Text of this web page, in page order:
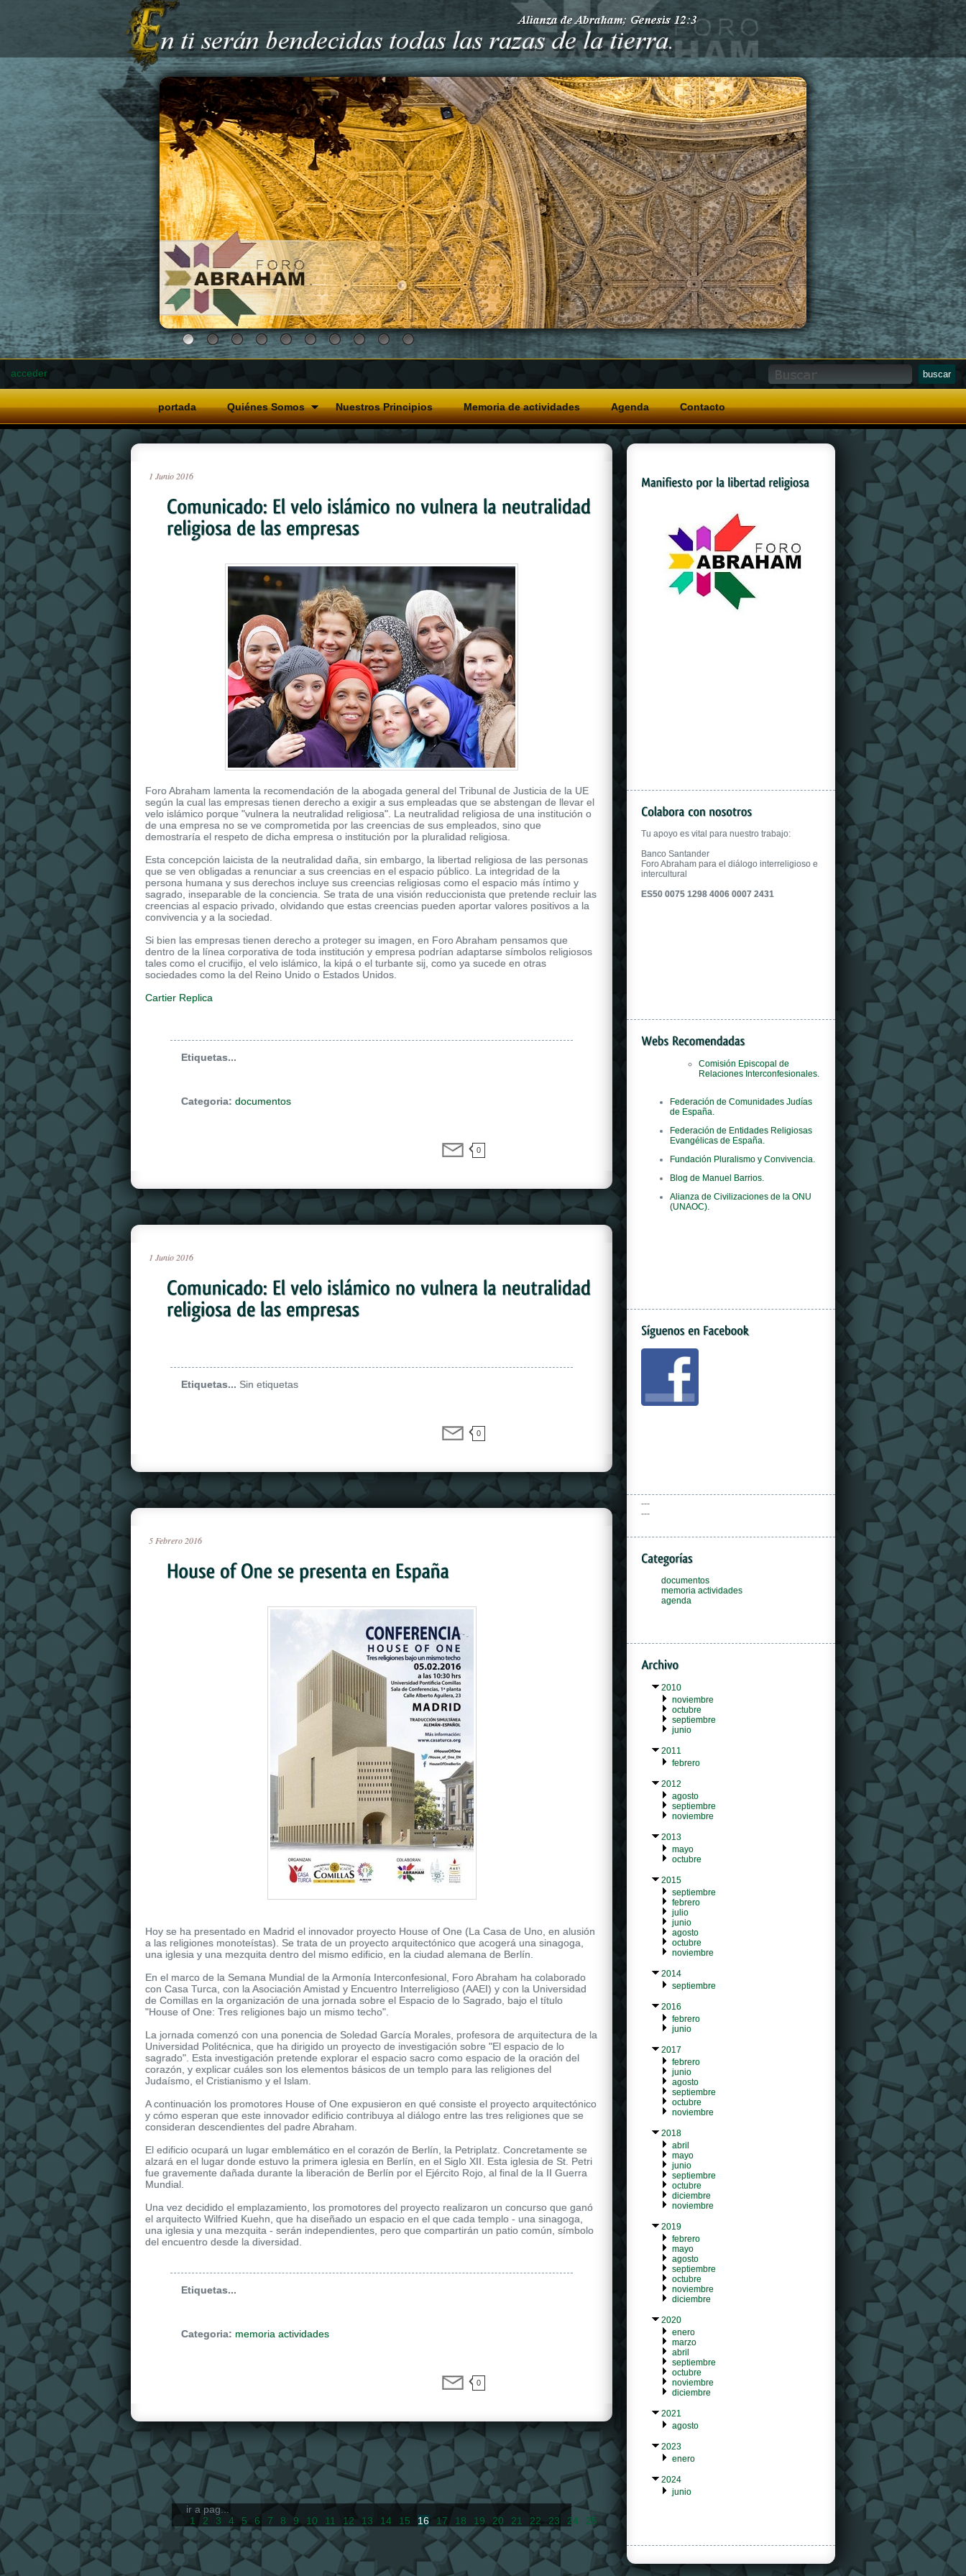
acceder
portada Quiénes Somos Nuestros Principios Memoria de actividades Agenda Contacto
1 Junio 2016
Foro Abraham lamenta la recomendación de la abogada general del Tribunal de Justicia de la UE
según la cual las empresas tienen derecho a exigir a sus empleadas que se abstengan de llevar el
velo islámico porque "vulnera la neutralidad religiosa". La neutralidad religiosa de una institución o
de una empresa no se ve comprometida por las creencias de sus empleados, sino que
demostraría el respeto de dicha empresa o institución por la pluralidad religiosa.
Esta concepción laicista de la neutralidad daña, sin embargo, la libertad religiosa de las personas
que se ven obligadas a renunciar a sus creencias en el espacio público. La integridad de la
persona humana y sus derechos incluye sus creencias religiosas como el espacio más íntimo y
sagrado, inseparable de la conciencia. Se trata de una visión reduccionista que pretende recluir las
creencias al espacio privado, olvidando que estas creencias pueden aportar valores positivos a la
convivencia y a la sociedad.
Si bien las empresas tienen derecho a proteger su imagen, en Foro Abraham pensamos que
dentro de la línea corporativa de toda institución y empresa podrían adaptarse símbolos religiosos
tales como el crucifijo, el velo islámico, la kipá o el turbante sij, como ya sucede en otras
sociedades como la del Reino Unido o Estados Unidos.
Cartier Replica
Etiquetas...
Categoria: documentos
0
1 Junio 2016
Etiquetas... Sin etiquetas
0
5 Febrero 2016
Hoy se ha presentado en Madrid el innovador proyecto House of One (La Casa de Uno, en alusión
a las religiones monoteístas). Se trata de un proyecto arquitectónico que acogerá una sinagoga,
una iglesia y una mezquita dentro del mismo edificio, en la ciudad alemana de Berlín.
En el marco de la Semana Mundial de la Armonía Interconfesional, Foro Abraham ha colaborado
con Casa Turca, con la Asociación Amistad y Encuentro Interreligioso (AAEI) y con la Universidad
de Comillas en la organización de una jornada sobre el Espacio de lo Sagrado, bajo el título
"House of One: Tres religiones bajo un mismo techo".
La jornada comenzó con una ponencia de Soledad García Morales, profesora de arquitectura de la
Universidad Politécnica, que ha dirigido un proyecto de investigación sobre "El espacio de lo
sagrado". Esta investigación pretende explorar el espacio sacro como espacio de la oración del
corazón, y explicar cuáles son los elementos básicos de un templo para las religiones del
Judaísmo, el Cristianismo y el Islam.
A continuación los promotores House of One expusieron en qué consiste el proyecto arquitectónico
y cómo esperan que este innovador edificio contribuya al diálogo entre las tres religiones que se
consideran descendientes del padre Abraham.
El edificio ocupará un lugar emblemático en el corazón de Berlín, la Petriplatz. Concretamente se
alzará en el lugar donde estuvo la primera iglesia en Berlín, en el Siglo XII. Esta iglesia de St. Petri
fue gravemente dañada durante la liberación de Berlín por el Ejército Rojo, al final de la II Guerra
Mundial.
Una vez decidido el emplazamiento, los promotores del proyecto realizaron un concurso que ganó
el arquitecto Wilfried Kuehn, que ha diseñado un espacio en el que cada templo - una sinagoga,
una iglesia y una mezquita - serán independientes, pero que compartirán un patio común, símbolo
del encuentro desde la diversidad.
Etiquetas...
Categoria: memoria actividades
0
ir a pag...
1
2 3 4 5 6 7 8 9 10 11 12 13 14 15 16 17 18 19 20 21 22 23 24 25
Tu apoyo es vital para nuestro trabajo:
Banco Santander
Foro Abraham para el diálogo interreligioso e
intercultural
ES50 0075 1298 4006 0007 2431
Comisión Episcopal de
Relaciones Interconfesionales.
del marchio ad adottare questo concept
innovativo.
Federación de Comunidades Judías
de España.
Federación de Entidades Religiosas
Evangélicas de España.
Fundación Pluralismo y Convivencia.
Blog de Manuel Barrios.
Alianza de Civilizaciones de la ONU
(UNAOC).
---
---
documentos
memoria actividades
agenda
2010
noviembre
octubre
septiembre
junio
2011
febrero
2012
agosto
septiembre
noviembre
2013
mayo
octubre
2015
septiembre
febrero
julio
junio
agosto
octubre
noviembre
2014
septiembre
2016
febrero
junio
2017
febrero
junio
agosto
septiembre
octubre
noviembre
2018
abril
mayo
junio
septiembre
octubre
diciembre
noviembre
2019
febrero
mayo
agosto
septiembre
octubre
noviembre
diciembre
2020
enero
marzo
abril
septiembre
octubre
noviembre
diciembre
2021
agosto
2023
enero
2024
junio